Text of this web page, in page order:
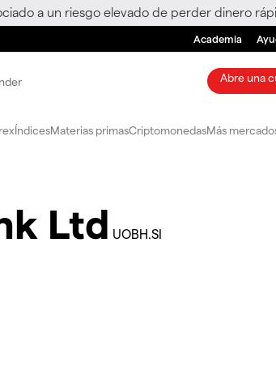
a un riesgo elevado de perder dinero
Academia
Abre una
ÍndicesMaterias primasCriptomonedasMás
Ltd UOBH.SI